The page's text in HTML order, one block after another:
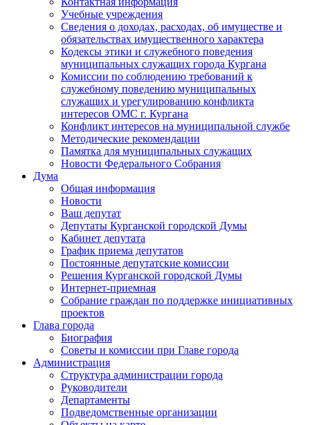
Учебные учреждения
Сведения о доходах, расходах, об имуществе и
обязательствах имущественного характера
Кодексы этики и служебного поведения
муниципальных служащих города Кургана
Комиссии по соблюдению требований к
служебному поведению муниципальных
служащих и урегулированию конфликта
интересов ОМС г. Кургана
Конфликт интересов на муниципальной службе
Методические рекомендации
Памятка для муниципальных служащих
Новости Федерального Cобрания
Дума
Общая информация
Новости
Ваш депутат
Депутаты Курганской городской Думы
Кабинет депутата
График приема депутатов
Постоянные депутатские комиссии
Решения Курганской городской Думы
Интернет-приемная
Собрание граждан по поддержке инициативных
проектов
Глава города
Биография
Советы и комиссии при Главе города
Администрация
Структура администрации города
Руководители
Департаменты
Подведомственные организации